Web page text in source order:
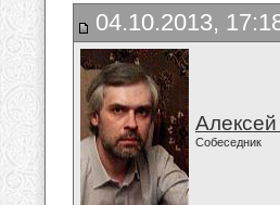
04.10.2013,
Собеседник